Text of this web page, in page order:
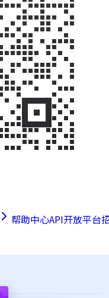
帮助中心API开放平台